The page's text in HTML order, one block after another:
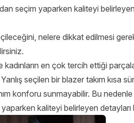
seçim yaparken kaliteyi
nelere dikkat edilmesi
en çok tercih ettiği
seçilen bir blazer takım kısa
konforu sunmayabilir. Bu nedenle
kaliteyi belirleyen detayları